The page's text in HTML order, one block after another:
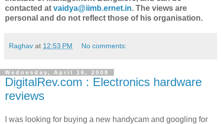
contacted at vaidya@iimb.ernet.in. The views are
personal and do not reflect those of his organisation.
Raghav at 12:53 PM No comments:
Wednesday, April 16, 2008
DigitalRev.com : Electronics hardware
reviews
I was looking for buying a new handycam and googling for